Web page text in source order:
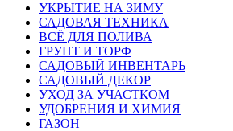
УКРЫТИЕ НА ЗИМУ
САДОВАЯ ТЕХНИКА
ВСЁ ДЛЯ ПОЛИВА
ГРУНТ И ТОРФ
САДОВЫЙ ИНВЕНТАРЬ
САДОВЫЙ ДЕКОР
УХОД ЗА УЧАСТКОМ
УДОБРЕНИЯ И ХИМИЯ
ГАЗОН